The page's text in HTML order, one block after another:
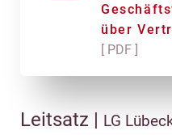
über
[ PDF ]
Leitsatz | LG